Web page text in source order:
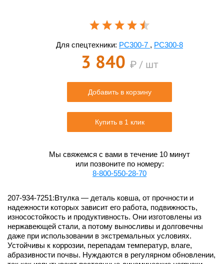
Для спецтехники: PC300-7 , PC300-8
3 840 ₽ / шт
Добавить в корзину
Купить в 1 клик
Мы свяжемся с вами в течение 10 минут
или позвоните по номеру:
8-800-550-28-70
207-934-7251:Втулка — деталь ковша, от прочности и
надежности которых зависит его работа, подвижность,
износостойкость и продуктивность. Они изготовлены из
нержавеющей стали, а потому выносливы и долговечны
даже при использовании в экстремальных условиях.
Устойчивы к коррозии, перепадам температур, влаге,
абразивности почвы. Нуждаются в регулярном обновлении,